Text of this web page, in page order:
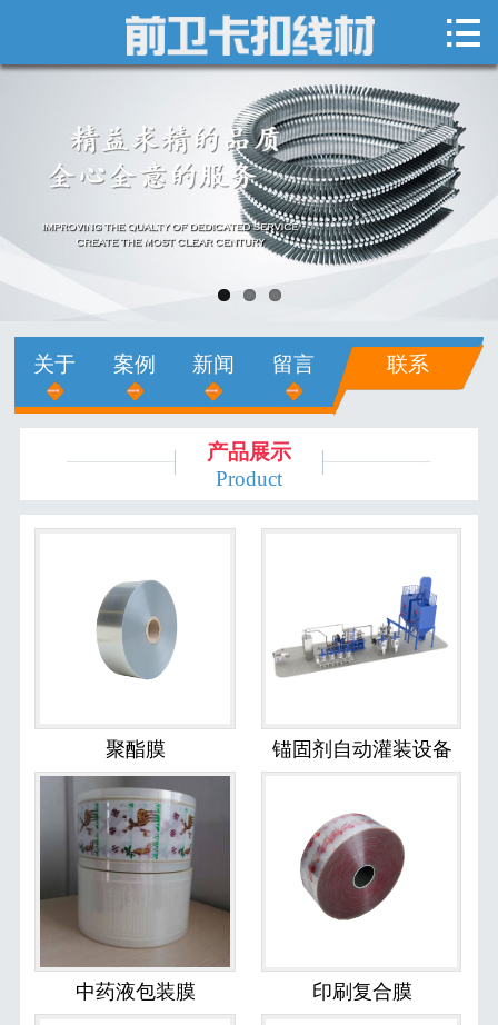
 网站首页
关于我们
新闻中心
产品展示
销售网络
在线留言
联系我们

关于 案例 新闻 留言 联系
产品展示
Product
聚酯膜 锚固剂自动灌装设备
中药液包装膜 印刷复合膜